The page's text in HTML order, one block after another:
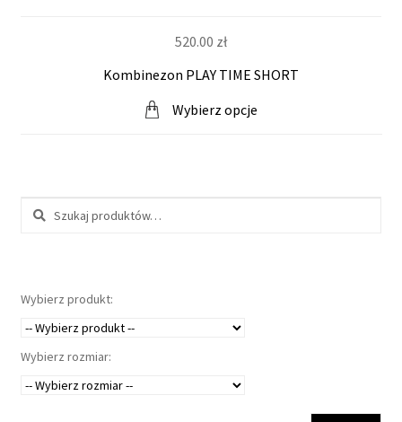
Wybierz opcje
520.00 zł
Kombinezon PLAY TIME SHORT
Szukaj:
Wybierz produkt:
Wybierz rozmiar: